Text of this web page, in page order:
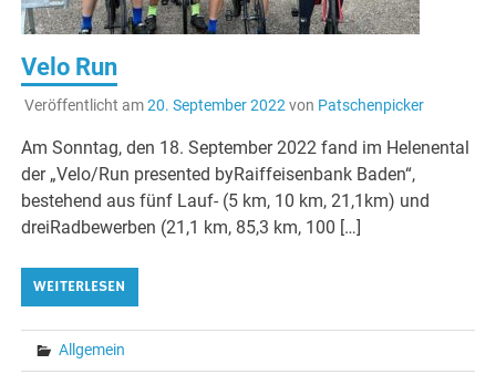
Velo Run
Veröffentlicht am20. September 2022von Patschenpicker
Am Sonntag, den 18. September 2022 fand im Helenental
der „Velo/Run presented byRaiffeisenbank Baden“,
bestehend aus fünf Lauf- (5 km, 10 km, 21,1km) und
dreiRadbewerben (21,1 km, 85,3 km, 100 […]
WEITERLESEN
Allgemein